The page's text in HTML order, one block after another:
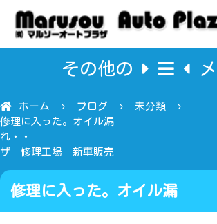
その他の メ
ホーム ブログ
未分類
修理に入った。オイル漏
れ・・ マルソーオ
ザ 修理工場 新車販売
修理に入った。オイル漏